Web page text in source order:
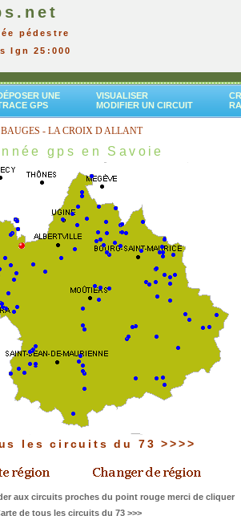
pédestre
Ign 25:000
UNE
GPS
VISUALISER
MODIFIER UN CIRCUIT
BAUGES - LA CROIX D ALLANT
gps en Savoie
les circuits du 73 >>>>
aux circuits proches du point rouge merci de cliquer
de tous les circuits du 73 >>>